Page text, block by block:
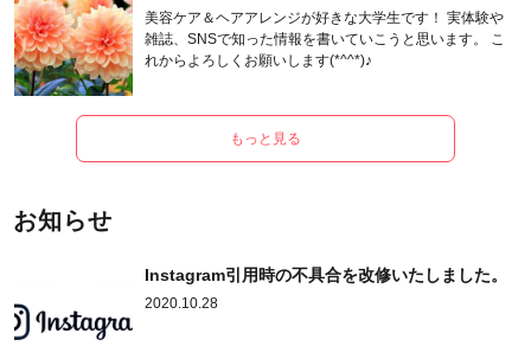
美容ケア＆ヘアアレンジが好きな大学生です！ 実体験や
雑誌、SNSで知った情報を書いていこうと思います。 こ
れからよろしくお願いします(*^^*)♪
もっと見る
お知らせ
Instagram引用時の不具合を改修いたしました。
2020.10.28